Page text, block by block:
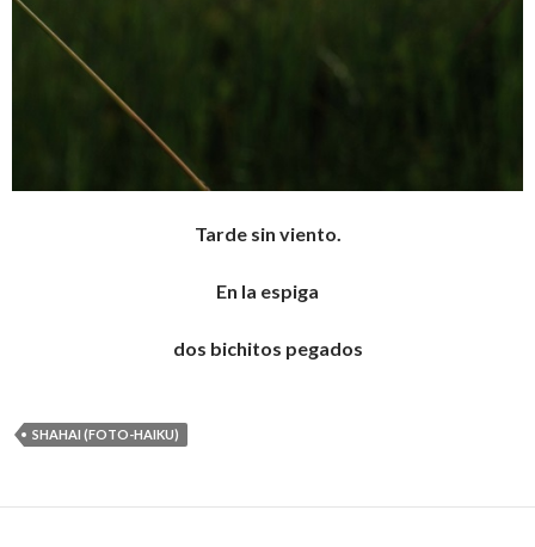
Tarde sin viento.
En la espiga
dos bichitos pegados
SHAHAI (FOTO-HAIKU)